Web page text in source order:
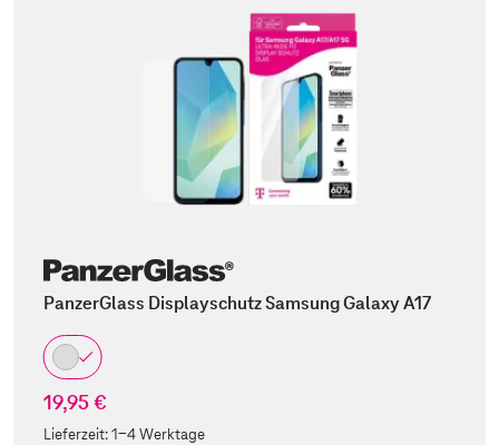
PanzerGlass Displayschutz Samsung Galaxy A17
19,95 €
Lieferzeit:1-4 Werktage